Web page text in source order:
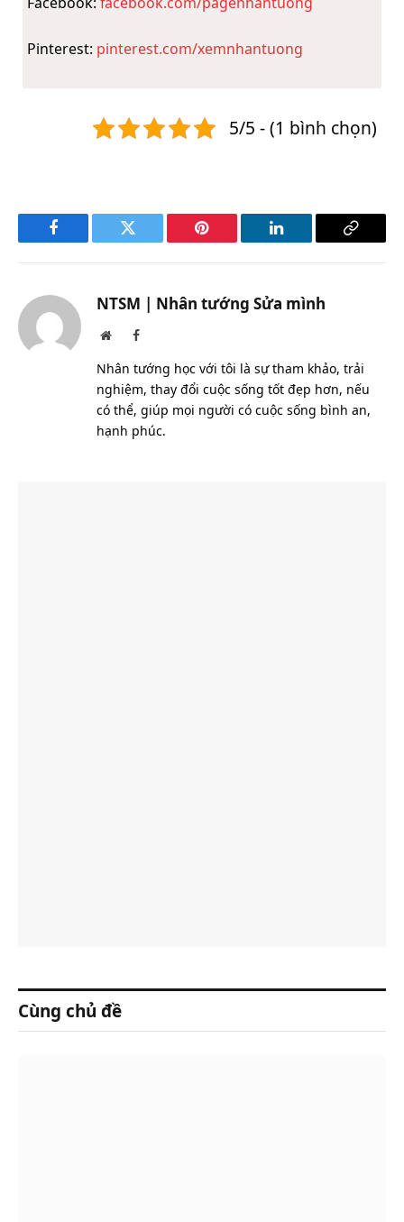
Pinterest: pinterest.com/xemnhantuong
5/5 - (1 bình chọn)
Facebook Twitter Pinterest LinkedIn
Copy
NTSM | Nhân tướng Sửa mình
WebsiteFacebook
Nhân tướng học với tôi là sự tham khảo, trải
nghiệm, thay đổi cuộc sống tốt đẹp hơn, nếu
có thể, giúp mọi người có cuộc sống bình an,
hạnh phúc.
Cùng chủ đề